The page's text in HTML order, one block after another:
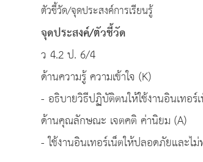
ตัวชี้วัด/จุดประสงค์การเรียนรู้
จุดประสงค์/ตัวชี้วัด
ว 4.2 ป. 6/4
ด้านความรู้ ความเข้าใจ (K)
- อธิบายวิธีปฏิบัติตนให้ใช้งานอินเทอ
ด้านคุณลักษณะ เจตคติ ค่านิยม (A)
- ใช้งานอินเทอร์เน็ตให้ปลอดภัยและไ